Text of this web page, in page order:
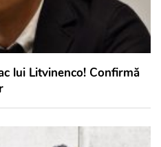
lui Litvinenco! Confirmă